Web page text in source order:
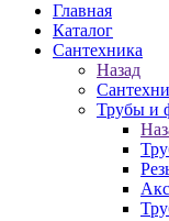
Главная
Каталог
Сантехника
Назад
Трубы и